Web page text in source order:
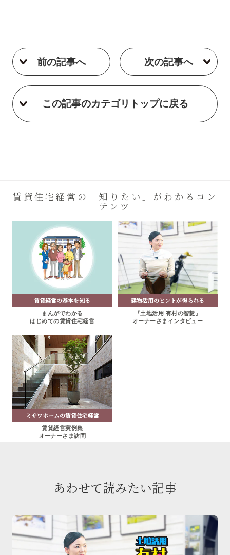
前の記事へ 次の記事へ
この記事のカテゴリトップに戻る
賃貸住宅経営の「知りたい」がわかるコン
テンツ
賃貸経営の基本を知る
まんがでわかる
はじめての賃貸住宅経営
ミサワホームの賃貸住宅経営
賃貸経営実例集
オーナーさま訪問
建物活用のヒントが得られる
『土地活用 有村の智慧』
オーナーさまインタビュー
あわせて読みたい記事